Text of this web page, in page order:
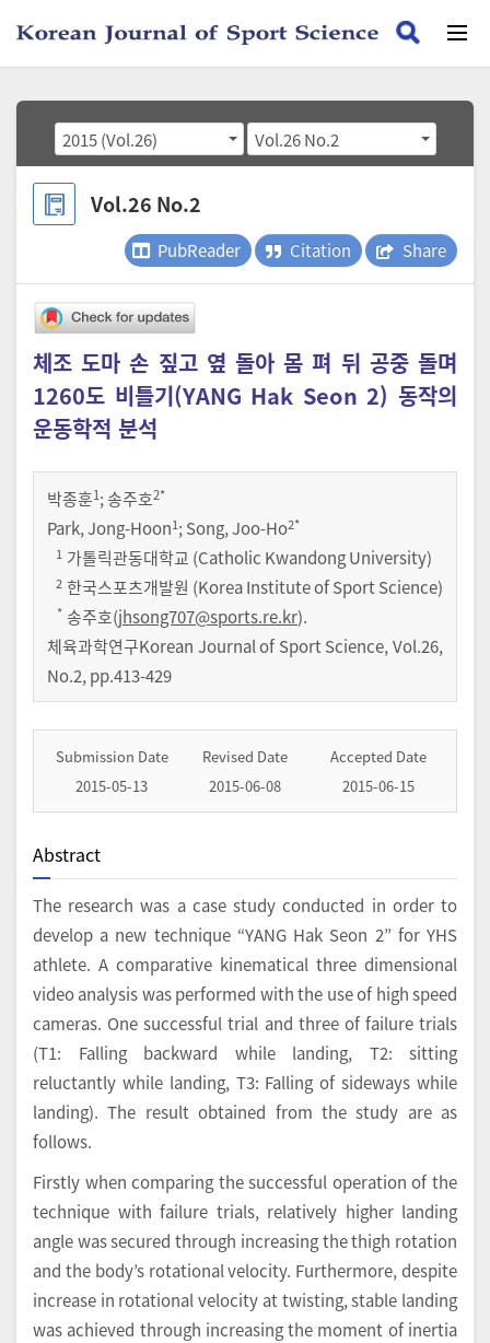
2015 (Vol.26) Vol.26 No.2
Vol.26 No.2
PubReader Citation Share
체조 도마 손 짚고 옆 돌아 몸 펴 뒤 공중 돌며
1260도 비틀기(YANG Hak Seon 2) 동작의
운동학적 분석
박종훈1;송주호2*
Park, Jong-Hoon1; Song, Joo-Ho2*
1 가톨릭관동대학교 (Catholic Kwandong University)
2 한국스포츠개발원 (Korea Institute of Sport Science)
* 송주호(jhsong707@sports.re.kr).
체육과학연구Korean Journal of Sport Science,Vol.26,
No.2,pp.413-429
Submission Date
2015-05-13
Revised Date
2015-06-08
Accepted Date
2015-06-15
Abstract
The research was a case study conducted in order to
develop a new technique “YANG Hak Seon 2” for YHS
athlete. A comparative kinematical three dimensional
video analysis was performed with the use of high speed
cameras. One successful trial and three of failure trials
(T1: Falling backward while landing, T2: sitting
reluctantly while landing, T3: Falling of sideways while
landing). The result obtained from the study are as
follows.
Firstly when comparing the successful operation of the
technique with failure trials, relatively higher landing
angle was secured through increasing the thigh rotation
and the body’s rotational velocity. Furthermore, despite
increase in rotational velocity at twisting, stable landing
was achieved through increasing the moment of inertia